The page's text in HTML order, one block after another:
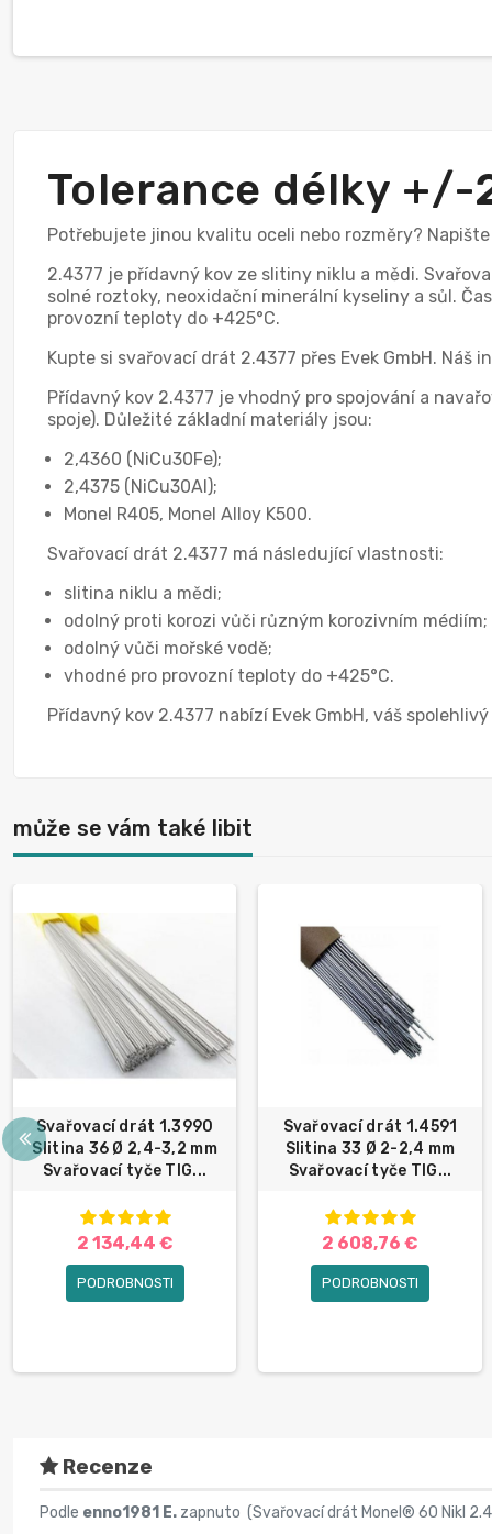
Tolerance délky +/-
Potřebujete jinou kvalitu oceli nebo rozměry?
2.4377 je přídavný kov ze slitiny niklu a mědi.
solné roztoky, neoxidační minerální kyseliny a sůl.
provozní teploty do +425°C.
Kupte si svařovací drát 2.4377 přes Evek GmbH.
Přídavný kov 2.4377 je vhodný pro spojování a
spoje). Důležité základní materiály jsou:
2,4360 (NiCu30Fe);
2,4375 (NiCu30Al);
Monel R405, Monel Alloy K500.
Svařovací drát 2.4377 má následující vlastnosti:
slitina niklu a mědi;
odolný proti korozi vůči různým korozivním médiím;
odolný vůči mořské vodě;
vhodné pro provozní teploty do +425°C.
Přídavný kov 2.4377 nabízí Evek GmbH, váš
může se vám také libit
Svařovací drát 1.3990
Slitina 36 Ø 2,4-3,2 mm
Svařovací tyče TIG...
2 134,44 €
PODROBNOSTI
Svařovací drát 1.4591
Slitina 33 Ø 2-2,4 mm
Svařovací tyče TIG...
2 608,76 €
PODROBNOSTI
Recenze
Podle enno1981 E. zapnuto (Svařovací drát Monel® 60 Nikl